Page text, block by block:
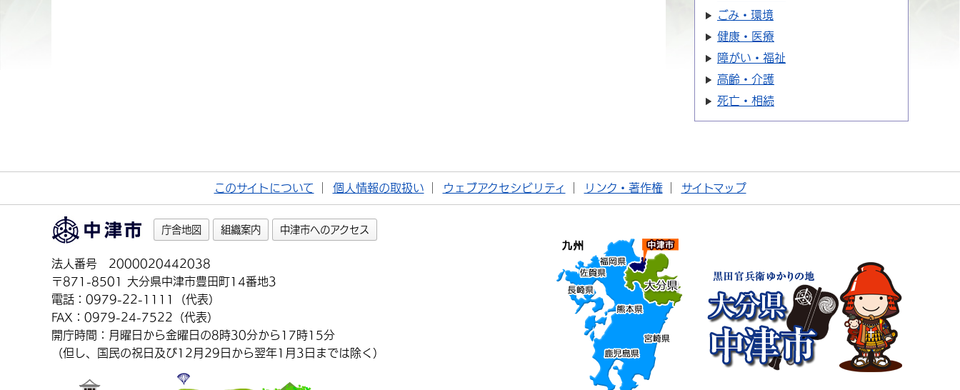
ごみ・環境
健康・医療
障がい・福祉
高齢・介護
死亡・相続
このサイトについて 個人情報の取扱い ウェブアクセシビリティ リンク・著作権 サイトマップ
庁舎地図 組織案内 中津市へのアクセス
法人番号 2000020442038
〒871-8501 大分県中津市豊田町14番地3
電話：0979-22-1111（代表）
FAX：0979-24-7522（代表）
開庁時間：月曜日から金曜日の8時30分から17時15分
（但し、国民の祝日及び12月29日から翌年1月3日までは除く）